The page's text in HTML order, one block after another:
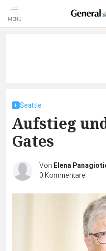
MENÜ
Seattle
Aufstieg
Gates
Von Elena
0 Kommentare